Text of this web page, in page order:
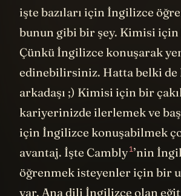
işte bazıları için İngilizce
bunun gibi bir şey. Kimisi için
Çünkü İngilizce konuşarak
edinebilirsiniz. Hatta belki de
arkadaşı ;) Kimisi için bir
kariyerinizde ilerlemek ve
için İngilizce konuşabilmek
avantaj. İşte Cambly1’nin
öğrenmek isteyenler için bir
var. Ana dili İngilizce olan